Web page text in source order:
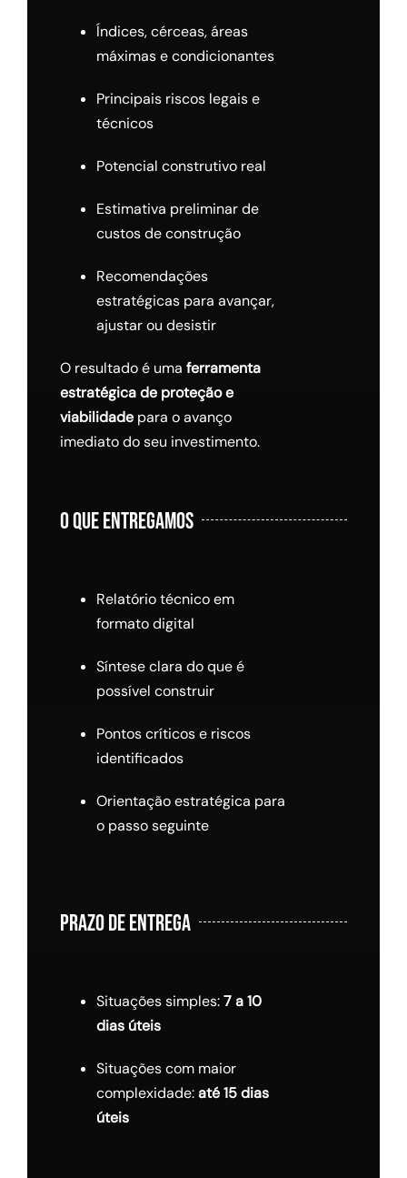
Índices, cérceas, áreas
máximas e condicionantes
Principais riscos legais e
técnicos
Potencial construtivo real
Estimativa preliminar de
custos de construção
Recomendações
estratégicas para avançar,
ajustar ou desistir
O resultado é uma ferramenta
estratégica de proteção e
viabilidadepara o avanço
imediato do seu investimento.
O QUE ENTREGAMOS
Relatório técnico em
formato digital
Síntese clara do que é
possível construir
Pontos críticos e riscos
identificados
Orientação estratégica para
o passo seguinte
PRAZO DE ENTREGA
Situações simples:7 a 10
dias úteis
Situações com maior
complexidade:até 15 dias
úteis